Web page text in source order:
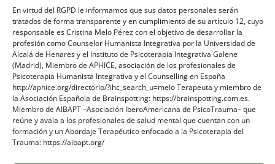
En virtud del RGPD le informamos que sus datos personales serán
tratados de forma transparente y en cumplimiento de su artículo 12, cuyo
responsable es Cristina Melo Pérez con el objetivo de desarrollar la
profesión como Counselor Humanista Integrativa por la Universidad de
Alcalá de Henares y el Instituto de Psicoterapia Integrativa Galene
(Madrid), Miembro de APHICE, asociación de los profesionales de
Psicoterapia Humanista Integrativa y el Counselling en España
http://aphice.org/directorio/?ihc_search_u=melo Terapeuta y miembro de
la Asociación Española de Brainspotting: https://brainspotting.com.es.
Miembro de AIBAPT –Asociación IberoAmericana de PsicoTrauma– que
reúne y avala a los profesionales de salud mental que cuentan con un
formación y un Abordaje Terapéutico enfocado a la Psicoterapia del
Trauma: https://aibapt.org/
Sobre mi
Contacto
Blog